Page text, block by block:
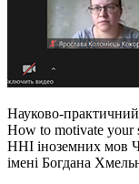
Науково-практичний
How to motivate your
ННІ іноземних мов
імені Богдана